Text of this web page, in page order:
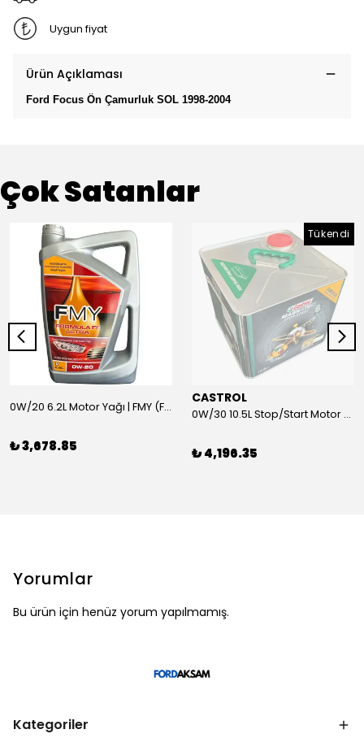
Uygun fiyat
Ürün Açıklaması
Ford Focus Ön Çamurluk SOL 1998-2004
Çok Satanlar
0W/20 6.2L Motor Yağı | FMY (Ford Motor Yağları)
₺ 3,678.85
Tükendi
CASTROL
0W/30 10.5L Stop/Start Motor Yağı | CASTROL
₺ 4,196.35
Yorumlar
Bu ürün için henüz yorum yapılmamış.
Kategoriler